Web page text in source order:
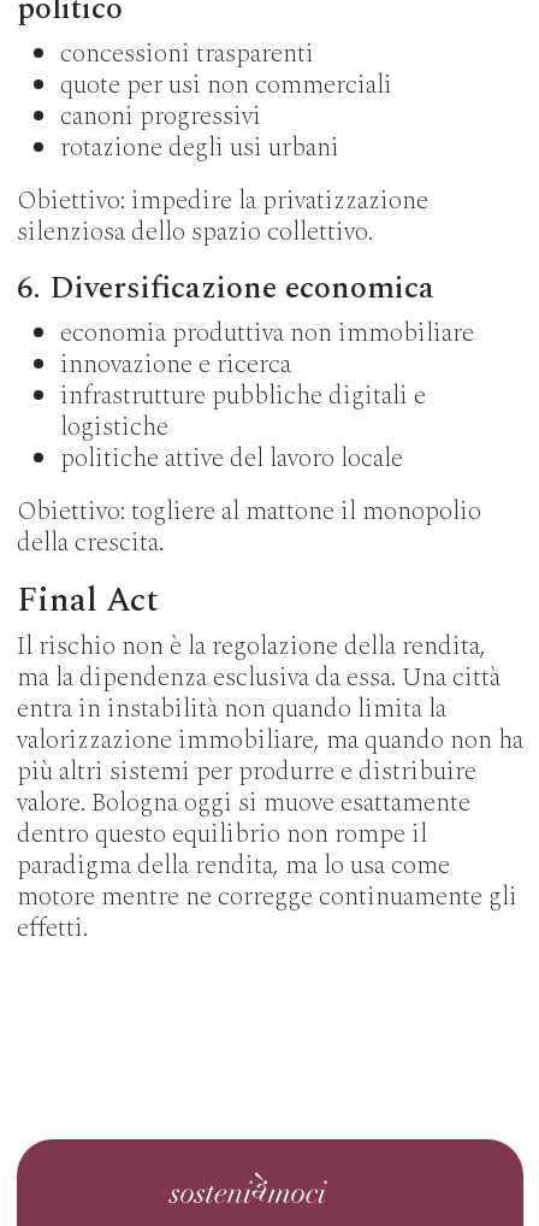
concessioni trasparenti
quote per usi non commerciali
canoni progressivi
rotazione degli usi urbani
Obiettivo: impedire la privatizzazione
silenziosa dello spazio collettivo.
6. Diversificazione economica
economia produttiva non immobiliare
innovazione e ricerca
infrastrutture pubbliche digitali e
logistiche
politiche attive del lavoro locale
Obiettivo: togliere al mattone il monopolio
della crescita.
Final Act
Il rischio non è la regolazione della rendita,
ma la dipendenza esclusiva da essa. Una città
entra in instabilità non quando limita la
valorizzazione immobiliare, ma quando non ha
più altri sistemi per produrre e distribuire
valore. Bologna oggi si muove esattamente
dentro questo equilibrio non rompe il
paradigma della rendita, ma lo usa come
motore mentre ne corregge continuamente gli
effetti.